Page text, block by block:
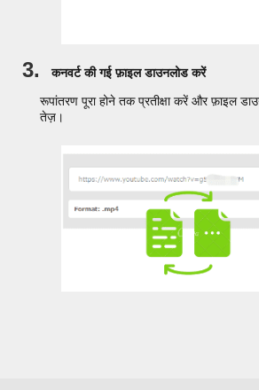
3.
कनवर्ट की गई फ़ाइल डाउनलोड करें
रूपांतरण पूरा होने तक प्रतीक्षा करें और फ़ाइल
तेज़।